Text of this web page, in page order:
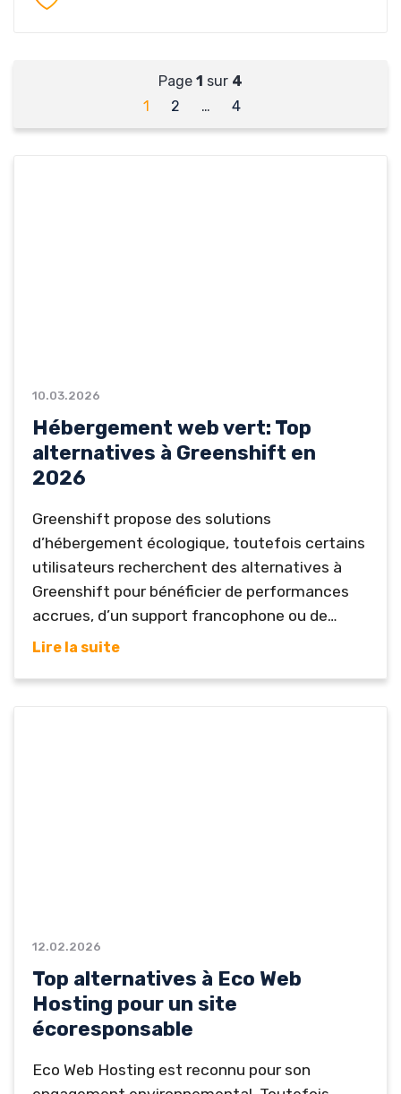
Page 1 sur 4
1
2 … 4
10.03.2026
Hébergement web vert: Top
alternatives à Greenshift en
2026
Greenshift propose des solutions
d’hébergement écologique, toutefois certains
utilisateurs recherchent des alternatives à
Greenshift pour bénéficier de performances
accrues, d’un support francophone ou de
fonctionnalités supplémentaires. Choisir un
réduire son empreinte carbone tout en
Lire la suite
12.02.2026
Top alternatives à Eco Web
Hosting pour un site
écoresponsable
Eco Web Hosting est reconnu pour son